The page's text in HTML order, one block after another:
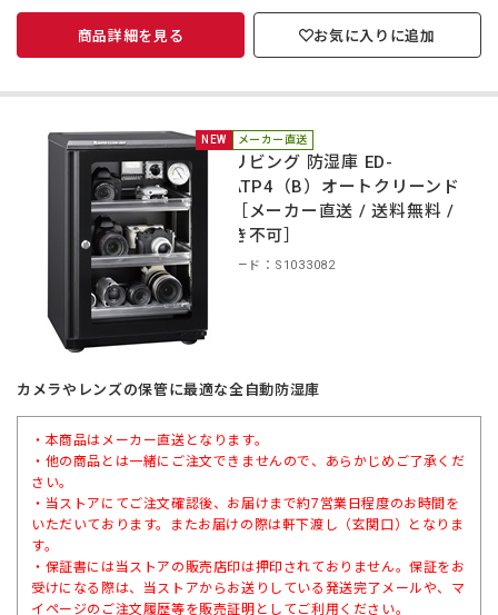
商品詳細を見る お気に入りに追加
NEW メーカー直送
東洋リビング 防湿庫 ED-
80CATP4（B）オートクリーンド
ライ［メーカー直送 / 送料無料 /
代引き不可］
商品コード：S1033082
カメラやレンズの保管に最適な全自動防湿庫
・本商品はメーカー直送となります。
・他の商品とは一緒にご注文できませんので、あらかじめご了承くだ
さい。
・当ストアにてご注文確認後、お届けまで約7営業日程度のお時間を
いただいております。またお届けの際は軒下渡し（玄関口）となりま
す。
・保証書には当ストアの販売店印は押印されておりません。保証をお
受けになる際は、当ストアからお送りしている発送完了メールや、マ
イページのご注文履歴等を販売証明としてご利用ください。